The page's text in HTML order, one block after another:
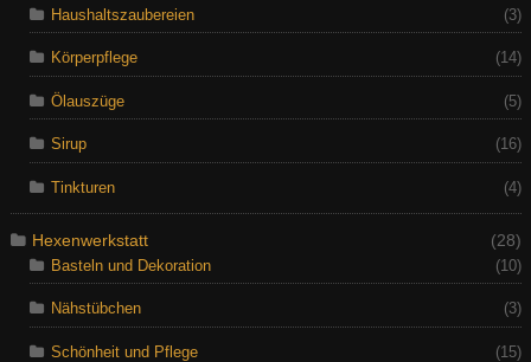
Haushaltszaubereien (3)
Körperpflege (14)
Ölauszüge (5)
Sirup (16)
Tinkturen (4)
Hexenwerkstatt
(28)
Basteln und Dekoration
(10)
Nähstübchen (3)
Schönheit und Pflege (15)